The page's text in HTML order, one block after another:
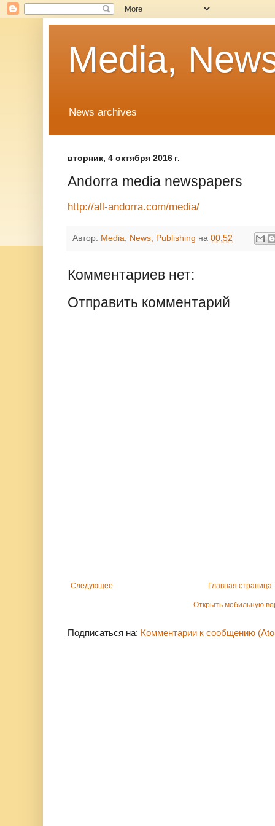
Media,
News archives
вторник, 4 октября 2016 г.
Andorra media newspapers
http://all-andorra.com/media/
Автор: Media, News, Publishing на 00:52
Комментариев нет:
Отправить комментарий
Следующее Главная страница
Открыть мобильную
Подписаться на: Комментарии к сообщению